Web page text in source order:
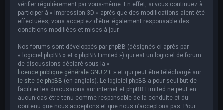
vérifier régulièrement par vous-même. En effet, si vous continuez à
participer à « Impression 3D » après que des modifications aient été
effectuées, vous acceptez d’être légalement responsable des
conditions modifiées et mises à jour.
Nos forums sont développés par phpBB (désignés ci-après par
« logiciel phpBB » et « phpBB Limited ») qui est un logiciel de forum
de discussions déclaré sous la «
licence publique générale GNU 2.0 » et qui peut être téléchargé sur
le site de phpBB (en anglais). Le logiciel phpBB a pour seul but de
faciliter les discussions sur internet et phpBB Limited ne peut en
aucun cas être tenu comme responsable de la conduite et du
contenu que nous acceptons et que nous n’acceptons pas. Pour